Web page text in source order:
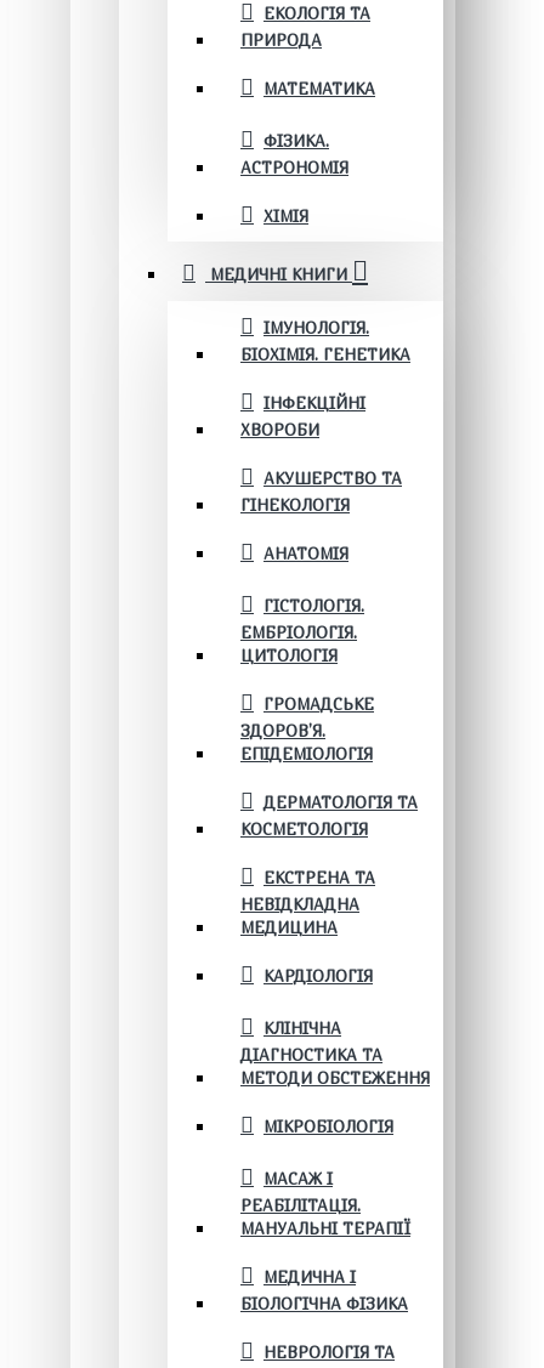
ЕКОЛОГІЯ ТА
ПРИРОДА
МАТЕМАТИКА
ФІЗИКА.
АСТРОНОМІЯ
ХІМІЯ
МЕДИЧНІ КНИГИ
ІМУНОЛОГІЯ.
БІОХІМІЯ. ГЕНЕТИКА
ІНФЕКЦІЙНІ
ХВОРОБИ
АКУШЕРСТВО ТА
ГІНЕКОЛОГІЯ
АНАТОМІЯ
ГІСТОЛОГІЯ.
ЕМБРІОЛОГІЯ.
ЦИТОЛОГІЯ
ГРОМАДСЬКЕ
ЗДОРОВ’Я.
ЕПІДЕМІОЛОГІЯ
ДЕРМАТОЛОГІЯ ТА
КОСМЕТОЛОГІЯ
ЕКСТРЕНА ТА
НЕВІДКЛАДНА
МЕДИЦИНА
КАРДІОЛОГІЯ
КЛІНІЧНА
ДІАГНОСТИКА ТА
МЕТОДИ ОБСТЕЖЕННЯ
МІКРОБІОЛОГІЯ
МАСАЖ І
РЕАБІЛІТАЦІЯ.
МАНУАЛЬНІ ТЕРАПІЇ
МЕДИЧНА І
БІОЛОГІЧНА ФІЗИКА
НЕВРОЛОГІЯ ТА